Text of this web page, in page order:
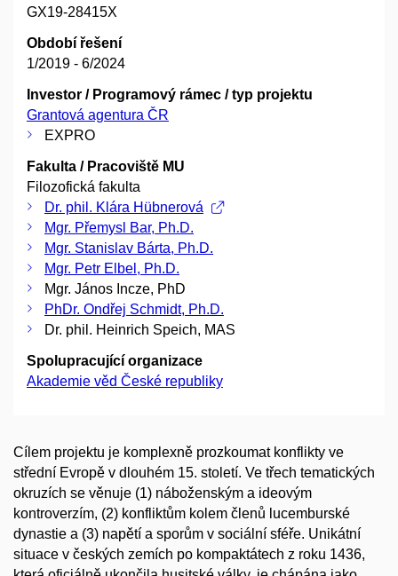
GX19-28415X
Období řešení
1/2019 - 6/2024
Investor / Programový rámec / typ projektu
Grantová agentura ČR
EXPRO
Fakulta / Pracoviště MU
Filozofická fakulta
Dr. phil. Klára Hübnerová
Mgr. Přemysl Bar, Ph.D.
Mgr. Stanislav Bárta, Ph.D.
Mgr. Petr Elbel, Ph.D.
Mgr. János Incze, PhD
PhDr. Ondřej Schmidt, Ph.D.
Dr. phil. Heinrich Speich, MAS
Spolupracující organizace
Akademie věd České republiky
Cílem projektu je komplexně prozkoumat konflikty ve
střední Evropě v dlouhém 15. století. Ve třech tematických
okruzích se věnuje (1) náboženským a ideovým
kontroverzím, (2) konfliktům kolem členů lucemburské
dynastie a (3) napětí a sporům v sociální sféře. Unikátní
situace v českých zemích po kompaktátech z roku 1436,